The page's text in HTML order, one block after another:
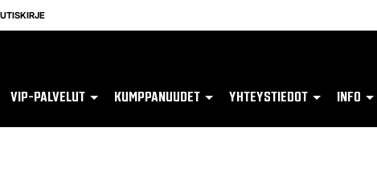
VIP-PALVELUT KUMPPANUUDET YHTEYSTIEDOT INFO